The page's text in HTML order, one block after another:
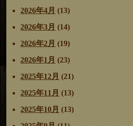
2026年4月 (13)
2026年3月 (14)
2026年2月 (19)
2026年1月 (23)
2025年12月 (21)
2025年11月 (13)
2025年10月 (13)